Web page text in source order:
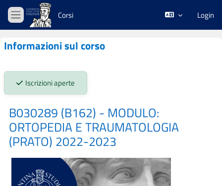
Vai al contenuto principale
Pannello laterale
Corsi Login
Informazioni sul corso
Stato iscrizioni:
Iscrizioni aperte
B030289 (B162) - MODULO:
ORTOPEDIA E TRAUMATOLOGIA
(PRATO) 2022-2023